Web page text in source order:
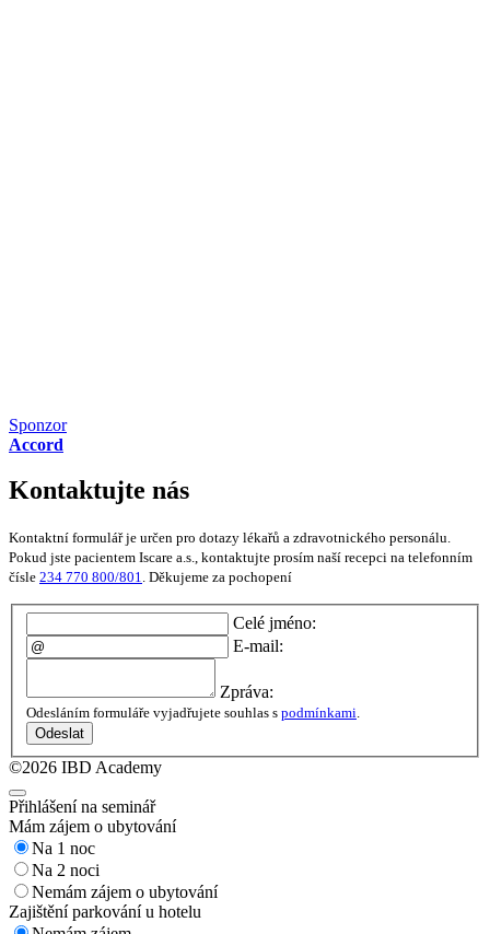
Sponzor
Accord
Kontaktujte nás
Kontaktní formulář je určen pro dotazy lékařů a zdravotnického personálu.
Pokud jste pacientem Iscare a.s., kontaktujte prosím naší recepci na telefonním
čísle 234 770 800/801. Děkujeme za pochopení
Celé jméno:
E-mail:
Zpráva:
Odesláním formuláře vyjadřujete souhlas s podmínkami
Odeslat
©2026 IBD Academy
Přihlášení na seminář
Mám zájem o ubytování
Na 1 noc
Na 2 noci
Nemám zájem o ubytování
Zajištění parkování u hotelu